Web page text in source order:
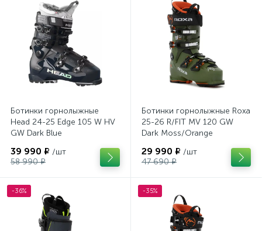
Ботинки горнолыжные
Head 24-25 Edge 105 W HV
GW Dark Blue
39 990 ₽ /шт
58 990 ₽
Ботинки горнолыжные Roxa
25-26 R/FIT MV 120 GW
Dark Moss/Orange
29 990 ₽ /шт
47 690 ₽
-36% -35%